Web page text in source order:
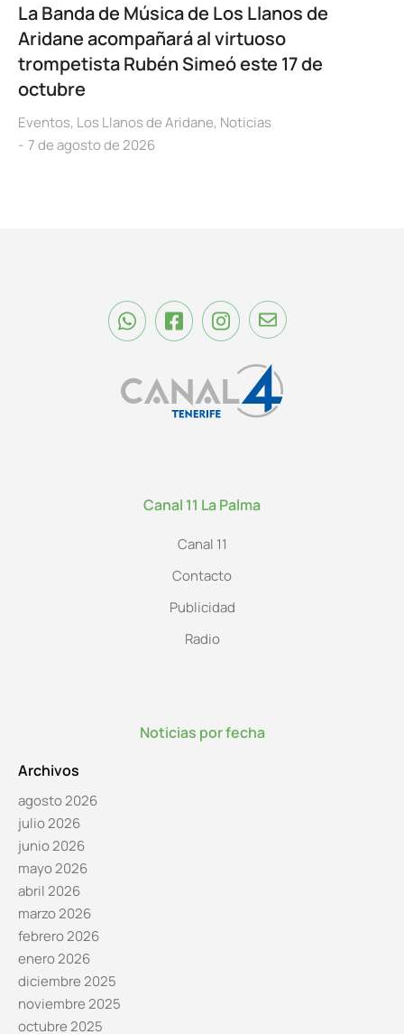
La Banda de Música de Los Llanos de
Aridane acompañará al virtuoso
trompetista Rubén Simeó este 17 de
octubre
Eventos, Los Llanos de Aridane, Noticias
7 de agosto de 2026
Canal 11 La Palma
Canal 11
Contacto
Publicidad
Radio
Noticias por fecha
Archivos
agosto 2026
julio 2026
junio 2026
mayo 2026
abril 2026
marzo 2026
febrero 2026
enero 2026
diciembre 2025
noviembre 2025
octubre 2025